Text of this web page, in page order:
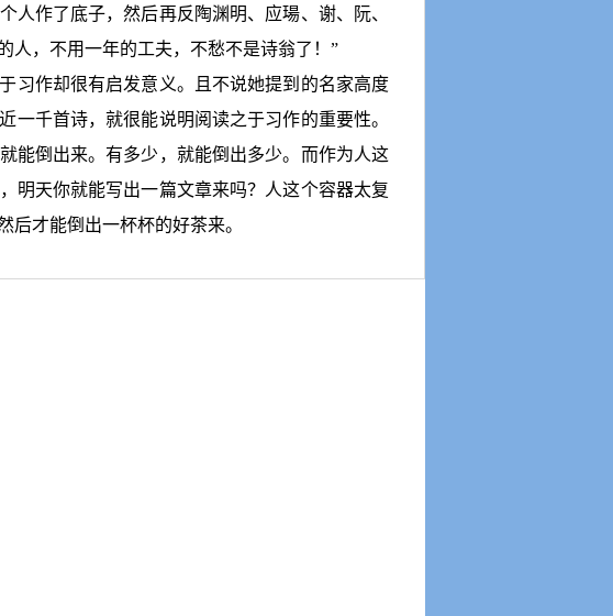
人作了底子，然后再反陶渊明、应瑒、谢、阮、
人，不用一年的工夫，不愁不是诗翁了！”
习作却很有启发意义。且不说她提到的名家高度
千首诗，就很能说明阅读之于习作的重要性。
能倒出来。有多少，就能倒出多少。而作为人这
明天你就能写出一篇文章来吗？人这个容器太复
才能倒出一杯杯的好茶来。